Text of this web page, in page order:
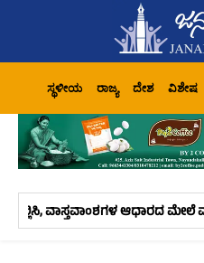
ಸ್ಥಳೀಯ ರಾಜ್ಯ ದೇಶ ವಿಶೇಷ
ಆಧಾರದ ಮೇಲೆ ಮಾತನಾಡಿ-ಕೇಶವ